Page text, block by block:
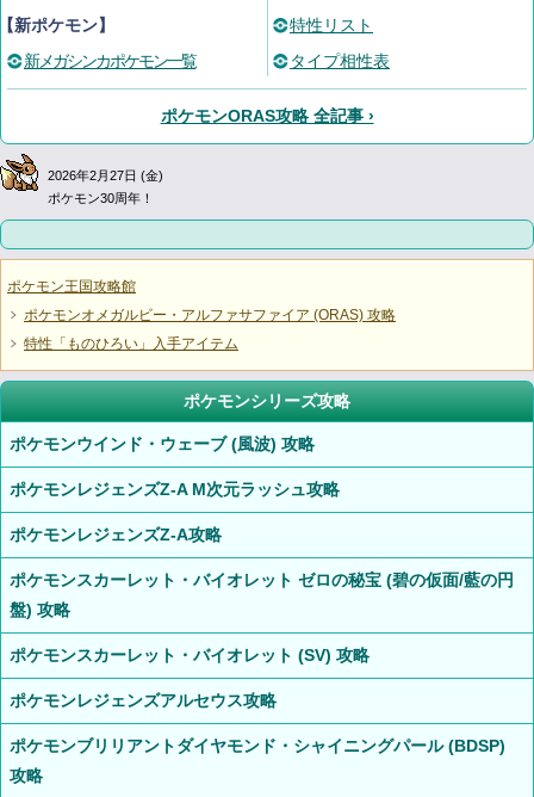
新ポケモン】
新メガシンカポケモン一覧
特性リスト
タイプ相性表
ポケモンORAS攻略 全記事 ›
2026年2月27日 (金)
ポケモン30周年！
ポケモン王国攻略館
ポケモンオメガルビー・アルファサファイア (ORAS) 攻略
特性「ものひろい」入手アイテム
ポケモンシリーズ攻略
ポケモンウインド・ウェーブ (風波) 攻略
ポケモンレジェンズZ-A M次元ラッシュ攻略
ポケモンレジェンズZ-A攻略
ポケモンスカーレット・バイオレット ゼロの秘宝 (碧の仮面/藍の円
盤) 攻略
ポケモンスカーレット・バイオレット (SV) 攻略
ポケモンレジェンズアルセウス攻略
ポケモンブリリアントダイヤモンド・シャイニングパール (BDSP)
攻略